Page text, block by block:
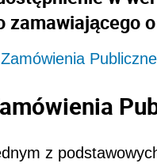
zamawiającego
Zamówienia
z